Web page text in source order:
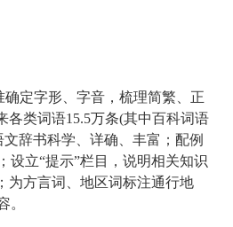
定字形、字音，梳理简繁、正
各类词语15.5万条(其中百科词语
辞书科学、详确、丰富；配例
设立“提示”栏目，说明相关知识
为方言词、地区词标注通行地
。